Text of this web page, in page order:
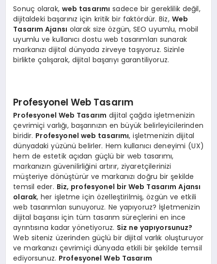
Sonuç olarak, web tasarımı sadece bir gereklilik değil,
dijitaldeki başarınız için kritik bir faktördür. Biz, Web
Tasarım Ajansı olarak size özgün, SEO uyumlu, mobil
uyumlu ve kullanıcı dostu web tasarımları sunarak
markanızı dijital dünyada zirveye taşıyoruz. Sizinle
birlikte çalışarak, dijital başarıyı garantiliyoruz.
Profesyonel Web Tasarım
Profesyonel Web Tasarım dijital çağda işletmenizin
çevrimiçi varlığı, başarınızın en büyük belirleyicilerinden
biridir. Profesyonel web tasarımı, işletmenizin dijital
dünyadaki yüzünü belirler. Hem kullanıcı deneyimi (UX)
hem de estetik açıdan güçlü bir web tasarımı,
markanızın güvenilirliğini artırır, ziyaretçilerinizi
müşteriye dönüştürür ve markanızı doğru bir şekilde
temsil eder. Biz, profesyonel bir Web Tasarım Ajansı
olarak, her işletme için özelleştirilmiş, özgün ve etkili
web tasarımları sunuyoruz. Ne yapıyoruz? İşletmenizin
dijital başarısı için tüm tasarım süreçlerini en ince
ayrıntısına kadar yönetiyoruz. Siz ne yapıyorsunuz?
Web siteniz üzerinden güçlü bir dijital varlık oluşturuyor
ve markanızı çevrimiçi dünyada etkili bir şekilde temsil
ediyorsunuz. Profesyonel Web Tasarım